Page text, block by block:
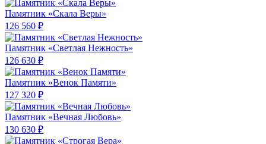
Памятник «Скала Веры»
126 560 ₽
Памятник «Светлая Нежность»
126 630 ₽
Памятник «Венок Памяти»
127 320 ₽
Памятник «Вечная Любовь»
130 630 ₽